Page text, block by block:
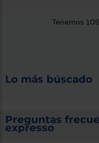
Tenemos 109
Lo más búscado
Preguntas
expresso